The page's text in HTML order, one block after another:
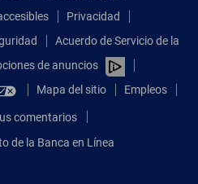
Privacidad
Acuerdo de Servicio de la
de anuncios
Mapa del sitio Empleos
Comparta sus comentarios
de la Banca en Línea